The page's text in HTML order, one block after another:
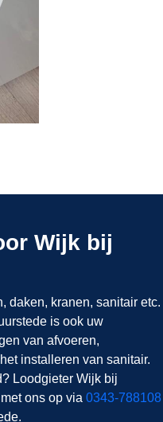
Wijk bij
daken, kranen, sanitair etc.
is ook uw
van afvoeren,
installeren van sanitair.
Loodgieter Wijk bij
ons op via 0343-788108